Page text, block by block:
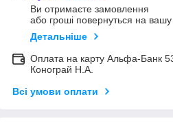
Ви отримаєте замовлення
або гроші повернуться на вашу
Детальніше
Оплата на карту Альфа-Банк
Конограй Н.А.
Всі умови оплати